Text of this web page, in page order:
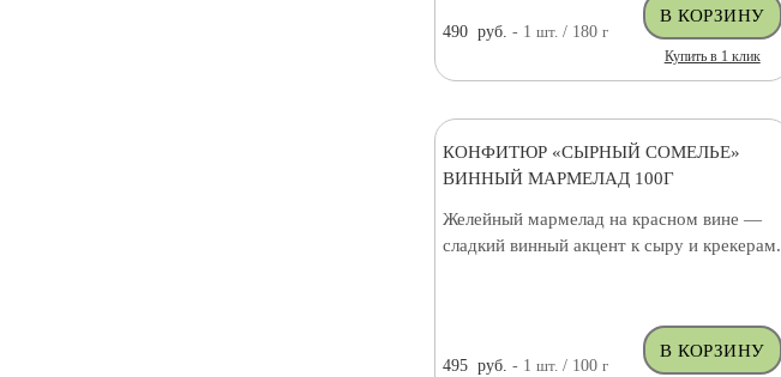
490 руб. - 1 шт. / 180 г
Купить в 1 клик
КОНФИТЮР «СЫРНЫЙ СОМЕЛЬЕ»
ВИННЫЙ МАРМЕЛАД 100Г
Желейный мармелад на красном вине —
сладкий винный акцент к сыру и крекерам.
495 руб. - 1 шт./ 100 г